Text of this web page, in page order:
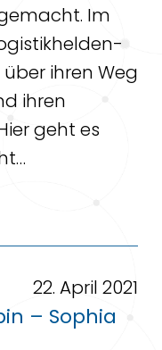
Im
ihren Weg
ihren
geht es
22. April 2021
– Sophia